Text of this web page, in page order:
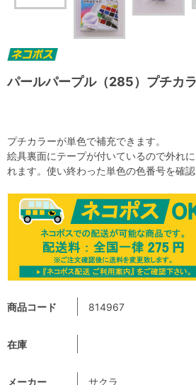
パールパープル（285）プチカ
商品コード 814967
在庫
メーカー サクラ
プチカラーが単色で補充できます。
絵具裏面にテープが付いているので外れ
れます。使い終わった単色の色番号を確認